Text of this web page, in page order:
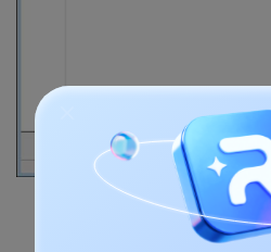
Haga clic en "Instalar